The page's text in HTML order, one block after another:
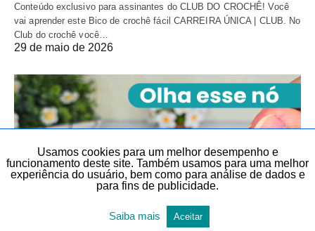
Conteúdo exclusivo para assinantes do CLUB DO CROCHÊ! Você
vai aprender este Bico de crochê fácil CARREIRA ÚNICA | CLUB. No
Club do crochê você…
29 de maio de 2026
Usamos cookies para um melhor desempenho e
funcionamento deste site. Também usamos para uma melhor
experiência do usuário, bem como para análise de dados e
para fins de publicidade.
Saiba mais Aceitar